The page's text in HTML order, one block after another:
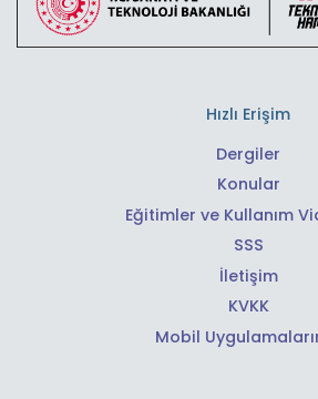
Hızlı Erişim
Dergiler
Konular
Eğitimler ve Kullanım
SSS
İletişim
KVKK
Mobil